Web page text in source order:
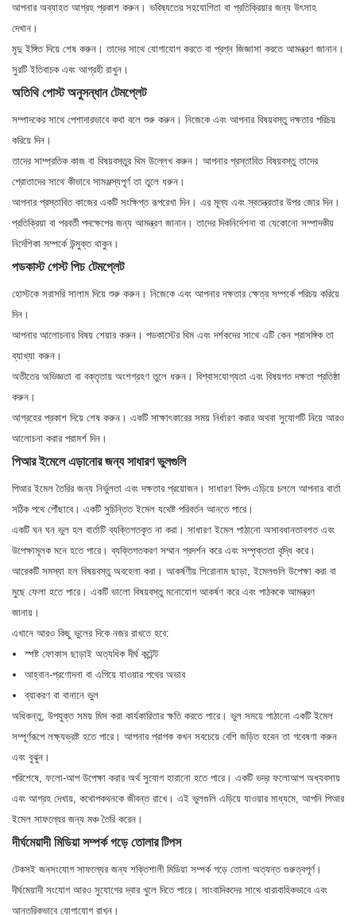
আপনার অব্যাহত আগ্রহ প্রকাশ করুন। ভবিষ্যতের সহযোগিতা বা প্রতিক্রিয়ার জন্য উৎসাহ
দেখান।
মৃদু ইঙ্গিত দিয়ে শেষ করুন। তাদের সাথে যোগাযোগ করতে বা প্রশ্ন জিজ্ঞাসা করতে আমন্ত্রণ জানান।
সুরটি ইতিবাচক এবং আগ্রহী রাখুন।
অতিথি পোস্ট অনুসন্ধান টেমপ্লেট
সম্পাদকের সাথে পেশাদারভাবে কথা বলে শুরু করুন। নিজেকে এবং আপনার বিষয়বস্তু দক্ষতার পরিচয়
করিয়ে দিন।
তাদের সাম্প্রতিক কাজ বা বিষয়বস্তুর থিম উল্লেখ করুন। আপনার প্রস্তাবিত বিষয়বস্তু তাদের
শ্রোতাদের সাথে কীভাবে সামঞ্জস্যপূর্ণ তা তুলে ধরুন।
আপনার প্রস্তাবিত কাজের একটি সংক্ষিপ্ত রূপরেখা দিন। এর মূল্য এবং স্বতন্ত্রতার উপর জোর দিন।
প্রতিক্রিয়া বা পরবর্তী পদক্ষেপের জন্য আমন্ত্রণ জানান। তাদের দিকনির্দেশনা বা যেকোনো সম্পাদকীয়
নির্দেশিকা সম্পর্কে উন্মুক্ত থাকুন।
পডকাস্ট গেস্ট পিচ টেমপ্লেট
হোস্টকে সরাসরি সালাম দিয়ে শুরু করুন। নিজেকে এবং আপনার দক্ষতার ক্ষেত্র সম্পর্কে পরিচয় করিয়ে
দিন।
আপনার আলোচনার বিষয় শেয়ার করুন। পডকাস্টের থিম এবং দর্শকদের সাথে এটি কেন প্রাসঙ্গিক তা
ব্যাখ্যা করুন।
অতীতের অভিজ্ঞতা বা বক্তৃতায় অংশগ্রহণ তুলে ধরুন। বিশ্বাসযোগ্যতা এবং বিষয়গত দক্ষতা প্রতিষ্ঠা
করুন।
আগ্রহের প্রকাশ দিয়ে শেষ করুন। একটি সাক্ষাৎকারের সময় নির্ধারণ করার অথবা সুযোগটি নিয়ে আরও
আলোচনা করার পরামর্শ দিন।
পিআর ইমেলে এড়ানোর জন্য সাধারণ ভুলগুলি
পিআর ইমেল তৈরির জন্য নির্ভুলতা এবং দক্ষতার প্রয়োজন। সাধারণ বিপদ এড়িয়ে চললে আপনার বার্তা
সঠিক পথে পৌঁছাবে। একটি সুচিন্তিত ইমেল যথেষ্ট পরিবর্তন আনতে পারে।
একটি ঘন ঘন ভুল হল বার্তাটি ব্যক্তিগতকৃত না করা। সাধারণ ইমেল পাঠানো অসাবধানতাবশত এবং
উপেক্ষামূলক মনে হতে পারে। ব্যক্তিগতকরণ সম্মান প্রদর্শন করে এবং সম্পৃক্ততা বৃদ্ধি করে।
আরেকটি সমস্যা হল বিষয়বস্তু অবহেলা করা। আকর্ষণীয় শিরোনাম ছাড়া, ইমেলগুলি উপেক্ষা করা বা
মুছে ফেলা হতে পারে। একটি ভালো বিষয়বস্তু মনোযোগ আকর্ষণ করে এবং পাঠককে আমন্ত্রণ
জানায়।
এখানে আরও কিছু ভুলের দিকে নজর রাখতে হবে:
স্পষ্ট ফোকাস ছাড়াই অত্যধিক দীর্ঘ কন্টেন্ট
আহ্বান-প্রণোদনা বা এগিয়ে যাওয়ার পথের অভাব
ব্যাকরণ বা বানানে ভুল
অধিকন্তু, উপযুক্ত সময় মিস করা কার্যকারিতার ক্ষতি করতে পারে। ভুল সময়ে পাঠানো একটি ইমেল
সম্পূর্ণরূপে লক্ষ্যভ্রষ্ট হতে পারে। আপনার প্রাপক কখন সবচেয়ে বেশি জড়িত হবেন তা গবেষণা করুন
এবং বুঝুন।
পরিশেষে, ফলো-আপ উপেক্ষা করার অর্থ সুযোগ হারানো হতে পারে। একটি ভদ্র ফলোআপ অধ্যবসায়
এবং আগ্রহ দেখায়, কথোপকথনকে জীবন্ত রাখে। এই ভুলগুলি এড়িয়ে যাওয়ার মাধ্যমে, আপনি পিআর
ইমেল সাফল্যের জন্য মঞ্চ তৈরি করেন।
দীর্ঘমেয়াদী মিডিয়া সম্পর্ক গড়ে তোলার টিপস
টেকসই জনসংযোগ সাফল্যের জন্য শক্তিশালী মিডিয়া সম্পর্ক গড়ে তোলা অত্যন্ত গুরুত্বপূর্ণ।
দীর্ঘমেয়াদী সংযোগ আরও সুযোগের দ্বার খুলে দিতে পারে। সাংবাদিকদের সাথে ধারাবাহিকভাবে এবং
আন্তরিকভাবে যোগাযোগ রাখুন।